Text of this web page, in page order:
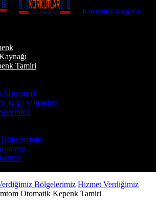
Korkutlar Kepenk
Tamiri
Sistemleri
Kapı Sistemleri
Bölgelerimiz Hizmet Verdiğimiz
Otomatik Kepenk Tamiri